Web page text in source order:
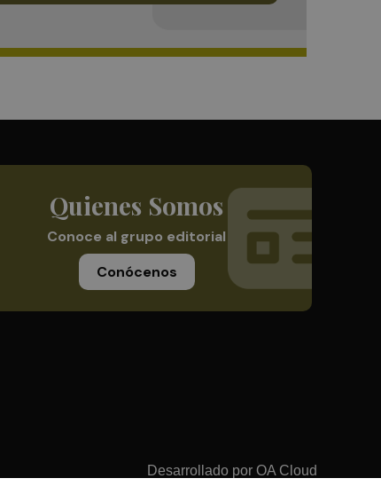
Quienes Somos
Conoce al grupo editorial
Conócenos
Desarrollado por OA Cloud